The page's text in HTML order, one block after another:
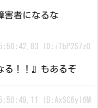
害者になるな
ID:iTbP2S7z0
る！！』もあるぞ
ID:AxSC6yl6M